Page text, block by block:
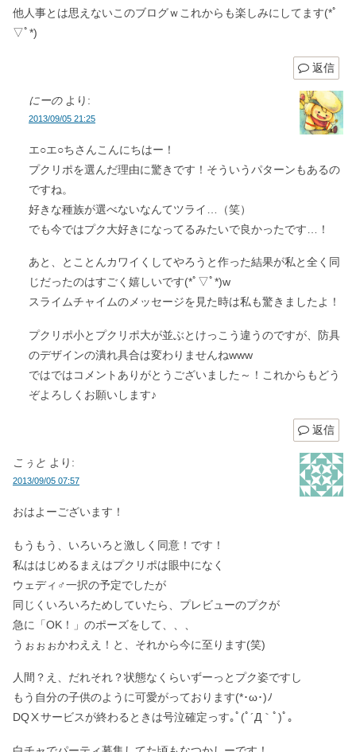
他人事とは思えないこのブログｗこれからも楽しみにしてます(*ﾟ
▽ﾟ*)
返信
にーの より:
2013/09/05 21:25
エ○エ○ちさんこんにちはー！
プクリポを選んだ理由に驚きです！そういうパターンもあるの
ですね。
好きな種族が選べないなんてツライ…（笑）
でも今ではプク大好きになってるみたいで良かったです…！
あと、とことんカワイくしてやろうと作った結果が私と全く同
じだったのはすごく嬉しいです(*ﾟ▽ﾟ*)w
スライムチャイムのメッセージを見た時は私も驚きましたよ！
プクリポ小とプクリポ大が並ぶとけっこう違うのですが、防具
のデザインの潰れ具合は変わりませんねwww
ではではコメントありがとうございました～！これからもどう
ぞよろしくお願いします♪
返信
こぅと より:
2013/09/05 07:57
おはよーございます！
もうもう、いろいろと激しく同意！です！
私ははじめるまえはプクリポは眼中になく
ウェディ♂一択の予定でしたが
同じくいろいろためしていたら、プレビューのプクが
急に「OK！」のポーズをして、、、
うぉぉぉかわええ！と、それから今に至ります(笑)
人間？え、だれそれ？状態なくらいずーっとプク姿ですし
もう自分の子供のように可愛がっております(*･ω･)ﾉ
DQⅩサービスが終わるときは号泣確定っす｡ﾟ(ﾟ´Д｀ﾟ)ﾟ｡